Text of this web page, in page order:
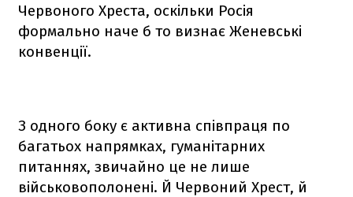
Червоного Хреста, оскільки Росія
формально наче б то визнає Женевські
конвенції.
З одного боку є активна співпраця по
багатьох напрямках, гуманітарних
питаннях, звичайно це не лише
військовополонені. Й Червоний Хрест, й